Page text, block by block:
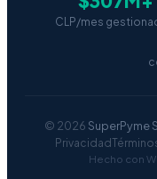
CLP/mes
© 2026 SuperPyme
Privacidad
Hecho con